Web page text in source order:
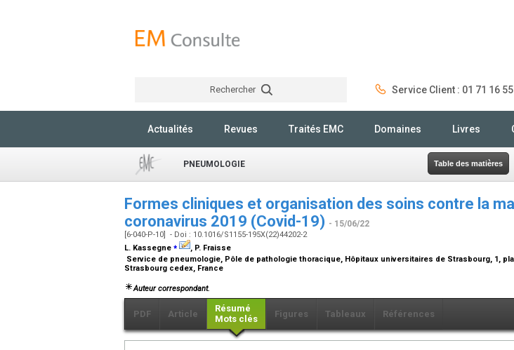
Rechercher Service Client : 01 71 16
Actualités Revues Traités EMC Domaines Livres
PNEUMOLOGIE Table des matières
Formes cliniques et organisation des soins contre la
coronavirus 2019 (Covid-19) - 15/06/22
[6-040-P-10] - Doi : 10.1016/S1155-195X(22)44202-2
L. Kassegne ⁎
, P. Fraisse
Service de pneumologie, Pôle de pathologie thoracique, Hôpitaux universitaires de Strasbourg, 1,
Strasbourg cedex, France
Auteur correspondant.
PDF Article
Résumé
Mots clés
Figures Tableaux Références